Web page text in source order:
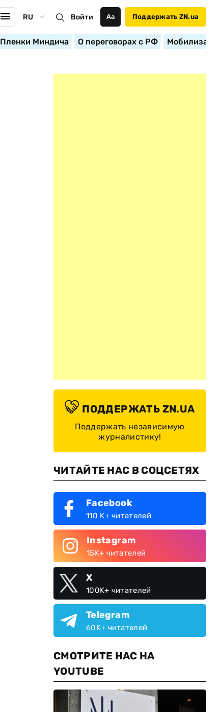
RU Войти Аа Поддержать ZN.ua
Пленки Миндича О переговорах с РФ
ПОДДЕРЖАТЬ ZN.UA
Поддержать независимую
журналистику!
ЧИТАЙТЕ НАС В СОЦСЕТЯХ
Facebook
110 K+ читателей
Instagram
15K+ читателей
X
100K+ читателей
Telegram
60K+ читателей
СМОТРИТЕ НАС НА
YOUTUBE